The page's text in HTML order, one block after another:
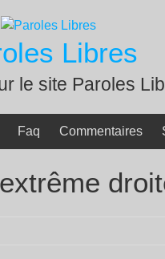
Libres
le site Paroles
Faq Commentaires